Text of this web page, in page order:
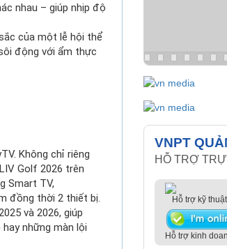
nhau – giúp nhịp độ
của một lễ hội thể
động với ẩm thực
. Không chỉ riêng
Golf 2026 trên
Smart TV,
đồng thời 2 thiết bị.
và 2026, giúp
những màn lội
VNPT
HỖ TRỢ
Hỗ trợ kỹ thuật
Hỗ trợ kinh